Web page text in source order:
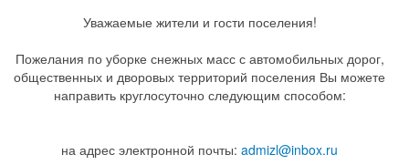
Уважаемые жители и гости поселения!
Пожелания по уборке снежных масс с автомобильных дорог,
общественных и дворовых территорий поселения Вы можете
направить круглосуточно следующим способом:
на адрес электронной почты: admizl@inbox.ru